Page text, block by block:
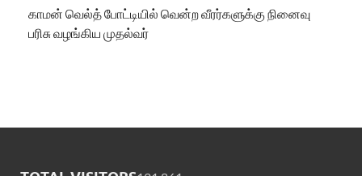
காமன் வெல்த் போட்டியில் வென்ற வீரர்களுக்கு நினைவு
பரிசு வழங்கிய முதல்வர்